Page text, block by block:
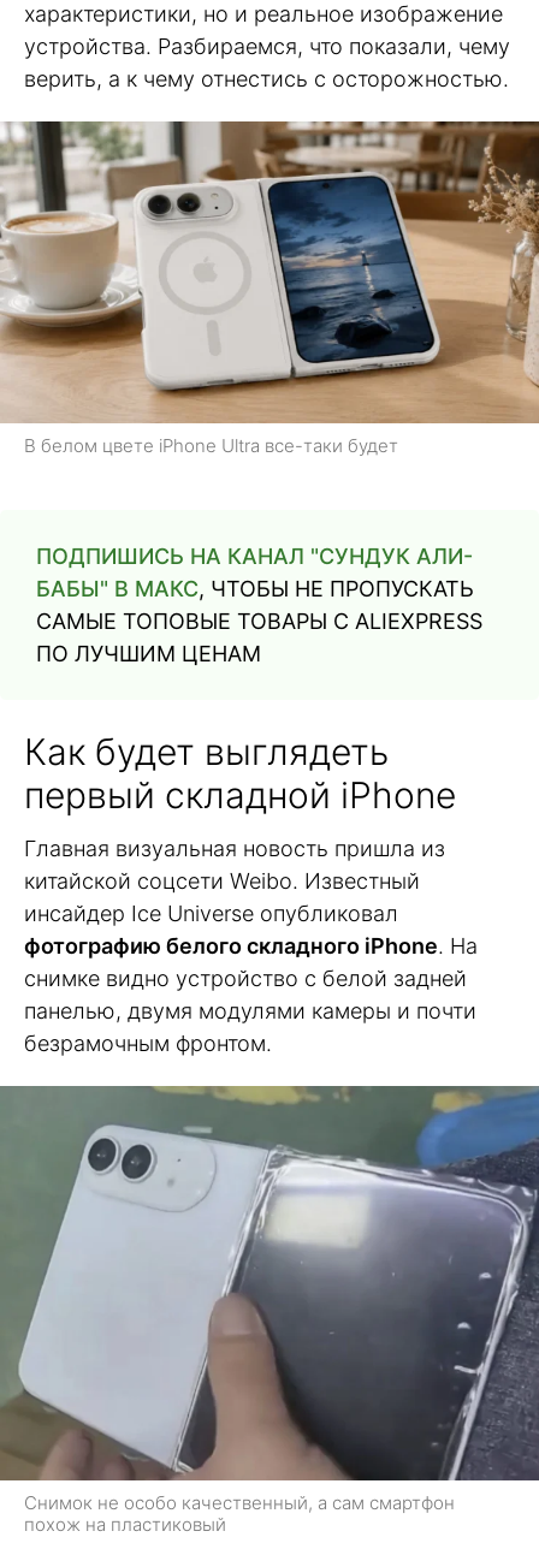
характеристики, но и реальное изображение
устройства. Разбираемся, что показали, чему
верить, а к чему отнестись с осторожностью.
В белом цвете iPhone Ultra все-таки будет
ПОДПИШИСЬ НА КАНАЛ "СУНДУК АЛИ-
БАБЫ" В МАКС, ЧТОБЫ НЕ ПРОПУСКАТЬ
САМЫЕ ТОПОВЫЕ ТОВАРЫ С ALIEXPRESS
ПО ЛУЧШИМ ЦЕНАМ
Как будет выглядеть
первый складной iPhone
Главная визуальная новость пришла из
китайской соцсети Weibo. Известный
инсайдер Ice Universe опубликовал
фотографию белого складного iPhone. На
снимке видно устройство с белой задней
панелью, двумя модулями камеры и почти
безрамочным фронтом.
Снимок не особо качественный, а сам смартфон
похож на пластиковый